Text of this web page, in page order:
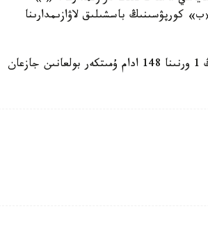
كورپۋسىنىڭ باسشىلىق لاۋازىمدارىنا
ايتا كەتەيىك، بۇعان دەيىن پرەزيدەنتتىك جاستار كادر رەزەرۆىنىڭ 1 ورنىنا 148 ادام ۇمىتكەر بولعانىن جازعان